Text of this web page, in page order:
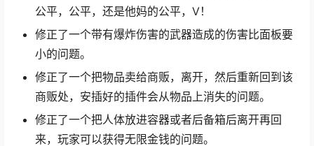
公平，公平，还是他妈的公平，V！
修正了一个带有爆炸伤害的武器造成的伤害比面板要
小的问题。
修正了一个把物品卖给商贩，离开，然后重新回到该
商贩处，安插好的插件会从物品上消失的问题。
修正了一个把人体放进容器或者后备箱后离开再回
来，玩家可以获得无限金钱的问题。